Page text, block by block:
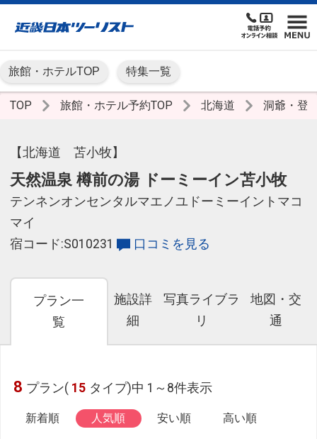
旅館・ホテルTOP 特集一覧
TOP 旅館・ホテル予約TOP 北海道 洞爺・登
【北海道 苫小牧】
天然温泉 樽前の湯 ドーミーイン苫小牧
テンネンオンセンタルマエノユドーミーイントマコ
マイ
宿コード:S010231
口コミを見る
プラン一
覧
施設詳
細
写真ライブラ
リ
地図・交
通
8 プラン( 15 タイプ)中 1～8件表示
新着順 人気順 安い順 高い順